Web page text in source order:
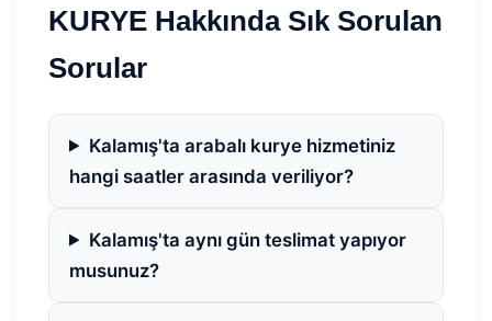
KURYE Hakkında Sık Sorulan
Sorular
Kalamış'ta arabalı kurye hizmetiniz
hangi saatler arasında veriliyor?
Kalamış'ta aynı gün teslimat yapıyor
musunuz?